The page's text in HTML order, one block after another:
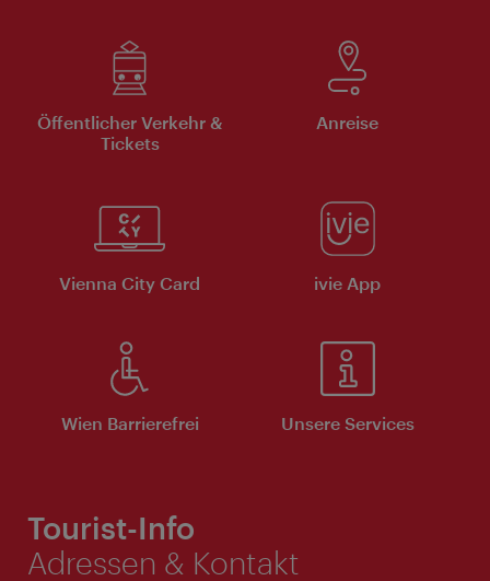
Öffentlicher Verkehr &
Tickets
Anreise
Vienna City Card ivie App
Wien Barrierefrei Unsere Services
Tourist-Info
Adressen & Kontakt